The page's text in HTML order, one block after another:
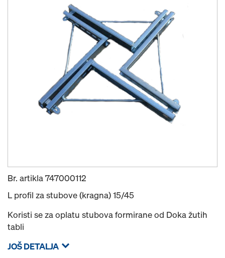
Br. artikla747000112
L profil za stubove (kragna) 15/45
Koristi se za oplatu stubova formirane od Doka žutih
tabli
JOŠ DETALJA